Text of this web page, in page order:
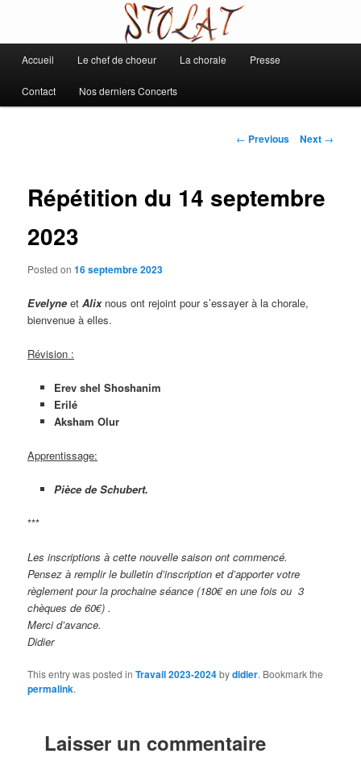
Stolat
menu
Skip
to
Accueil Le chef de choeur La chorale Presse
Contact Nos derniers Concerts
Post
← Previous Next →
Répétition du 14 septembre
2023
Posted on16 septembre 2023
Evelyne etAlixnous ont rejoint pour s’essayer à la chorale,
bienvenue à elles.
Révision :
Erev shel Shoshanim
Erilé
Aksham Olur
Apprentissage:
Pièce de Schubert.
***
Les inscriptions à cette nouvelle saison ont commencé.
Pensez à remplir le bulletin d’inscription et d’apporter votre
règlement pour la prochaine séance (180€ en une fois ou 3
chèques de 60€) .
Merci d’avance.
Didier
This entry was posted inTravail 2023-2024bydidier. Bookmark the
permalink.
Laisser un commentaire